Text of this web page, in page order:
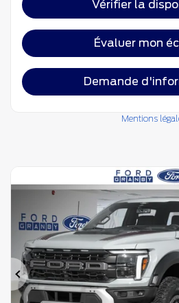
Vérifier la
Évaluer mon
Demande
Mentions
Précédent